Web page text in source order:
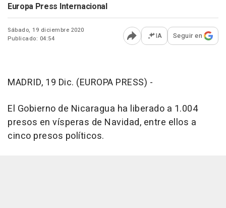
Europa Press Internacional
Sábado, 19 diciembre 2020
Publicado: 04:54
Abrir opciones para
IA Seguir en
MADRID, 19 Dic. (EUROPA PRESS) -
El Gobierno de Nicaragua ha liberado a 1.004
presos en vísperas de Navidad, entre ellos a
cinco presos políticos.